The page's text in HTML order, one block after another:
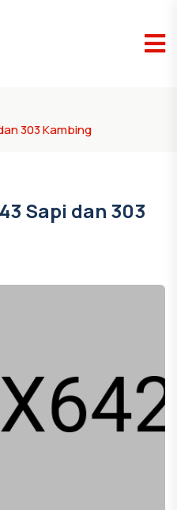
303 Kambing
Sapi dan 303